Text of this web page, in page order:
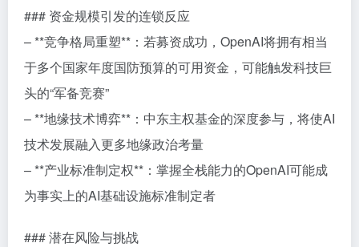
### 资金规模引发的连锁反应
– **竞争格局重塑**：若募资成功，OpenAI将拥有相当
于多个国家年度国防预算的可用资金，可能触发科技巨
头的“军备竞赛”
– **地缘技术博弈**：中东主权基金的深度参与，将使AI
技术发展融入更多地缘政治考量
– **产业标准制定权**：掌握全栈能力的OpenAI可能成
为事实上的AI基础设施标准制定者
### 潜在风险与挑战